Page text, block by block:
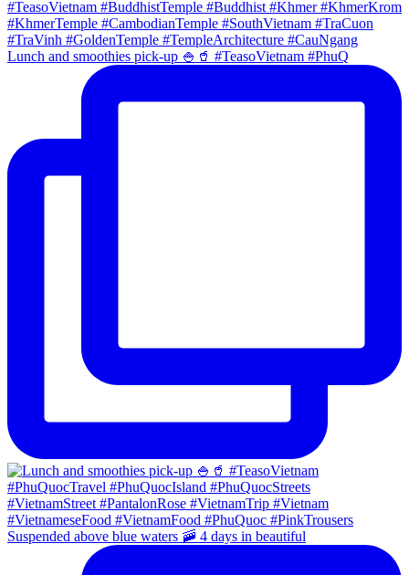
Lunch and smoothies pick-up 🍚🥤 #TeasoVietnam #PhuQ
Suspended above blue waters 🚠 4 days in beautiful